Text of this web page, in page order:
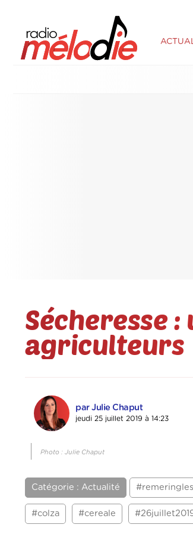
Sécheresse
agriculteurs
par Julie Chaput
jeudi 25 juillet 2019 à 14:23
Photo : Julie Chaput
Catégorie : Actualité
#colza #cereale